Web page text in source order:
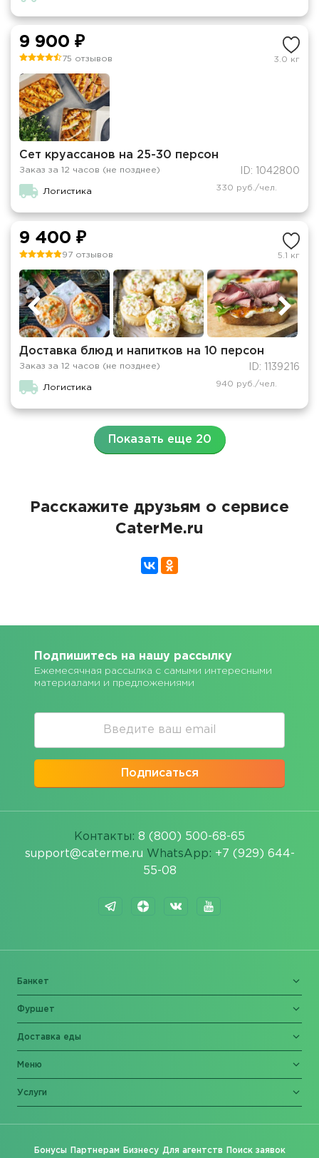
9 900 ₽
75 отзывов 3.0 кг
Сет круассанов на 25-30 персон
Заказ за 12 часов (не позднее) ID: 1042800
Логистика 330 руб./чел.
9 400 ₽
97 отзывов 5.1 кг
Доставка блюд и напитков на 10 персон
Заказ за 12 часов (не позднее) ID: 1139216
Логистика 940 руб./чел.
Показать еще 20
Расскажите друзьям о сервисе
CaterMe.ru
Подпишитесь на нашу рассылку
Ежемесячная рассылка с самыми интересными
материалами и предложениями
Подписаться
Контакты: 8 (800) 500-68-65
support@caterme.ru WhatsApp: +7 (929) 644-
55-08
Банкет
Фуршет
Доставка еды
Меню
Услуги
Бонусы Партнерам Бизнесу Для агентств Поиск заявок